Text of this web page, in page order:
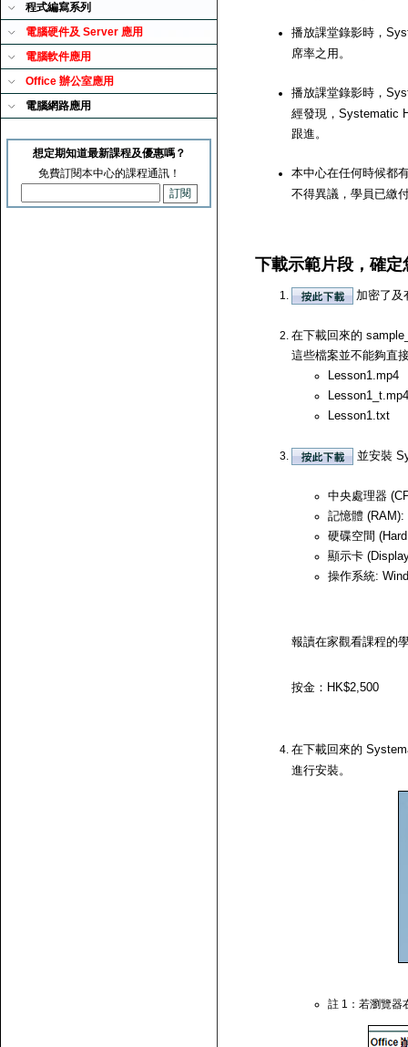
程式編寫系列
電腦硬件及 Server 應用
電腦軟件應用
Office 辦公室應用
電腦網路應用
想定期知道最新課程及優惠嗎？
免費訂閱本中心的課程通訊！
播放課堂錄影時，
席率之用。
播放課堂錄影時，
經發現，Systematic
跟進。
本中心在任何時候都
不得異議，學員已繳
下載示範片段，確
加密了及
在下載回來的
這些檔案並不能夠直
Lesson1.mp4
Lesson1_t.mp4
Lesson1.txt
並安裝
中央處理器
記憶體
硬碟空間
顯示卡
操作系統:
報讀在家觀看課程的
按金：HK$2,500
在下載回來的
進行安裝。
註 1：若瀏覽器